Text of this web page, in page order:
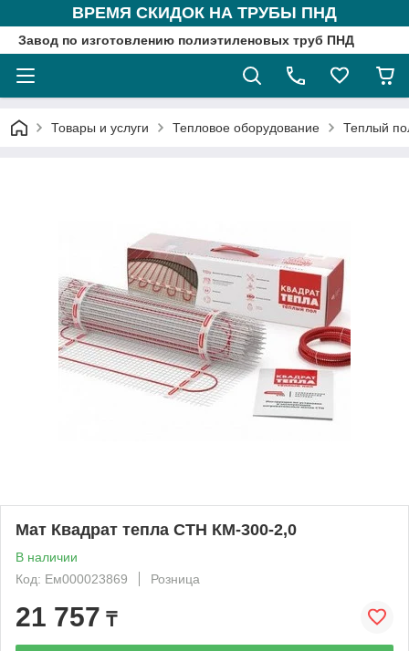
ВРЕМЯ СКИДОК НА ТРУБЫ ПНД
Завод по изготовлению полиэтиленовых труб ПНД
Товары и услуги Тепловое оборудование Теплый
Мат Квадрат тепла СТН КМ-300-2,0
В наличии
Код: Ем000023869
Розница
21 757 ₸